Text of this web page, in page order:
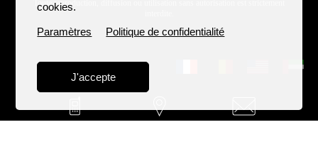
cookies.
Paramètres Politique de confidentialité
J'accepte